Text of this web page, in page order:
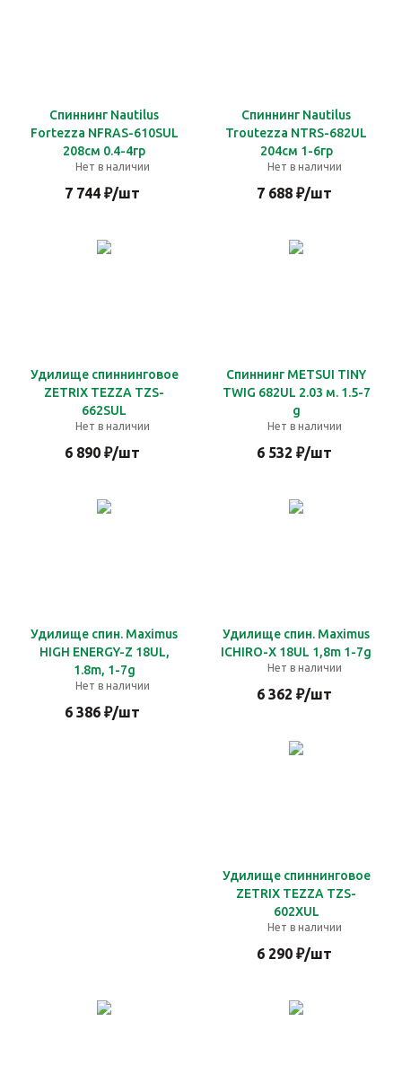
Спиннинг Nautilus
Fortezza NFRAS-610SUL
208см 0.4-4гр
Нет в наличии
7 744 ₽/шт
Спиннинг Nautilus
Troutezza NTRS-682UL
204см 1-6гр
Нет в наличии
7 688 ₽/шт
Удилище спиннинговое
ZETRIX TEZZA TZS-
662SUL
Нет в наличии
6 890 ₽/шт
Спиннинг METSUI TINY
TWIG 682UL 2.03 м. 1.5-7
g
Нет в наличии
6 532 ₽/шт
Удилище спин. Maximus
HIGH ENERGY-Z 18UL,
1.8m, 1-7g
Нет в наличии
6 386 ₽/шт
Удилище спин. Maximus
ICHIRO-X 18UL 1,8m 1-7g
Нет в наличии
6 362 ₽/шт
Удилище спиннинговое
ZETRIX TEZZA TZS-
602XUL
Нет в наличии
6 290 ₽/шт